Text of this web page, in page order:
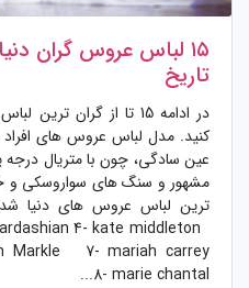
۱۵ لباس عروس گران
تاریخ
در ادامه 15 تا از گران
کنید. مدل لباس عروس های
عین سادگی، چون با متریال
مشهور و سنگ های سواروسکی و
4- kate middleton
Markle 7- mariah carrey
8- marie chantal...